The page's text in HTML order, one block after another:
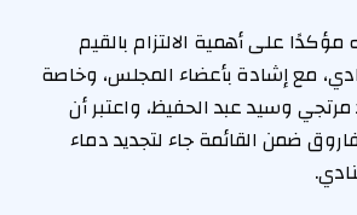
على أهمية الالتزام بالقيم
مع إشادة بأعضاء المجلس، وخاصة
وسيد عبد الحفيظ، واعتبر أن
ضمن القائمة جاء لتجديد دماء